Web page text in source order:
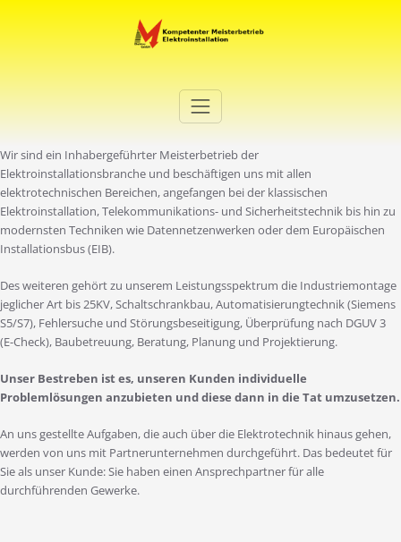
Elektro Martini
Wir sind ein Inhabergeführter Meisterbetrieb der
Elektroinstallationsbranche und beschäftigen uns mit allen
elektrotechnischen Bereichen, angefangen bei der klassischen
Elektroinstallation, Telekommunikations- und Sicherheitstechnik bis hin zu
modernsten Techniken wie Datennetzenwerken oder dem Europäischen
Installationsbus (EIB).
Des weiteren gehört zu unserem Leistungsspektrum die Industriemontage
jeglicher Art bis 25KV, Schaltschrankbau, Automatisierungtechnik (Siemens
S5/S7), Fehlersuche und Störungsbeseitigung, Überprüfung nach DGUV 3
(E-Check), Baubetreuung, Beratung, Planung und Projektierung.
Unser Bestreben ist es, unseren Kunden individuelle
Problemlösungen anzubieten und diese dann in die Tat umzusetzen.
An uns gestellte Aufgaben, die auch über die Elektrotechnik hinaus gehen,
werden von uns mit Partnerunternehmen durchgeführt. Das bedeutet für
Sie als unser Kunde: Sie haben einen Ansprechpartner für alle
durchführenden Gewerke.